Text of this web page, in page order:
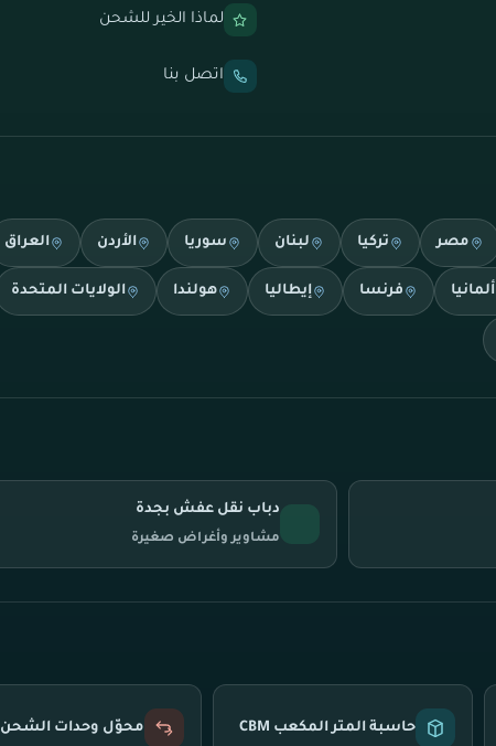
لماذا الخير للشحن
اتصل بنا
مصر تركيا لبنان سوريا الأردن العراق
ألمانيا فرنسا إيطاليا هولندا الولايات المتحدة
دباب نقل عفش بجدة
مشاوير وأغراض صغيرة
حاسبة المتر المكعب CBM محوّل وحدات الشحن